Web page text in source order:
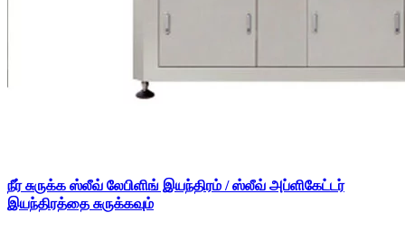
நீர் சுருக்க ஸ்லீவ் லேபிளிங் இயந்திரம் / ஸ்லீவ் அப்ளிகேட்டர்
இயந்திரத்தை சுருக்கவும்